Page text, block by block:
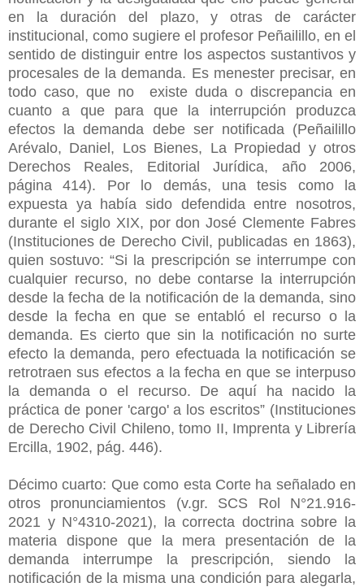
en la duración del plazo, y otras de carácter
institucional, como sugiere el profesor Peñailillo, en el
sentido de distinguir entre los aspectos sustantivos y
procesales de la demanda. Es menester precisar, en
todo caso, que no existe duda o discrepancia en
cuanto a que para que la interrupción produzca
efectos la demanda debe ser notificada (Peñailillo
Arévalo, Daniel, Los Bienes, La Propiedad y otros
Derechos Reales, Editorial Jurídica, año 2006,
página 414). Por lo demás, una tesis como la
expuesta ya había sido defendida entre nosotros,
durante el siglo XIX, por don José Clemente Fabres
(Instituciones de Derecho Civil, publicadas en 1863),
quien sostuvo: “Si la prescripción se interrumpe con
cualquier recurso, no debe contarse la interrupción
desde la fecha de la notificación de la demanda, sino
desde la fecha en que se entabló el recurso o la
demanda. Es cierto que sin la notificación no surte
efecto la demanda, pero efectuada la notificación se
retrotraen sus efectos a la fecha en que se interpuso
la demanda o el recurso. De aquí ha nacido la
práctica de poner 'cargo' a los escritos” (Instituciones
de Derecho Civil Chileno, tomo II, Imprenta y Librería
Ercilla, 1902, pág. 446).
Décimo cuarto: Que como esta Corte ha señalado en
otros pronunciamientos (v.gr. SCS Rol N°21.916-
2021 y N°4310-2021), la correcta doctrina sobre la
materia dispone que la mera presentación de la
demanda interrumpe la prescripción, siendo la
notificación de la misma una condición para alegarla,